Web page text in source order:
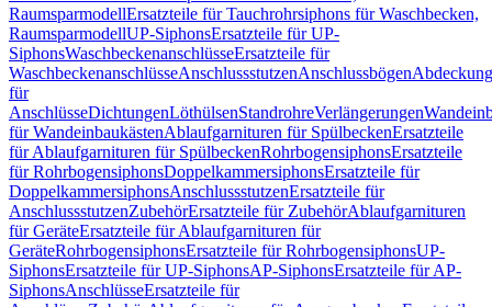
RaumsparmodellErsatzteile für Tauchrohrsiphons für Waschbecken,
RaumsparmodellUP-SiphonsErsatzteile für UP-
SiphonsWaschbeckenanschlüsseErsatzteile für
WaschbeckenanschlüsseAnschlussstutzenAnschlussbögen
für
AnschlüsseDichtungenLöthülsenStandrohreVerlängerungen
für WandeinbaukästenAblaufgarnituren für SpülbeckenErsatzteile
für Ablaufgarnituren für SpülbeckenRohrbogensiphonsErsatzteile
für RohrbogensiphonsDoppelkammersiphonsErsatzteile für
DoppelkammersiphonsAnschlussstutzenErsatzteile für
AnschlussstutzenZubehörErsatzteile für ZubehörAblaufgarnituren
für GeräteErsatzteile für Ablaufgarnituren für
GeräteRohrbogensiphonsErsatzteile für RohrbogensiphonsUP-
SiphonsErsatzteile für UP-SiphonsAP-SiphonsErsatzteile für AP-
SiphonsAnschlüsseErsatzteile für